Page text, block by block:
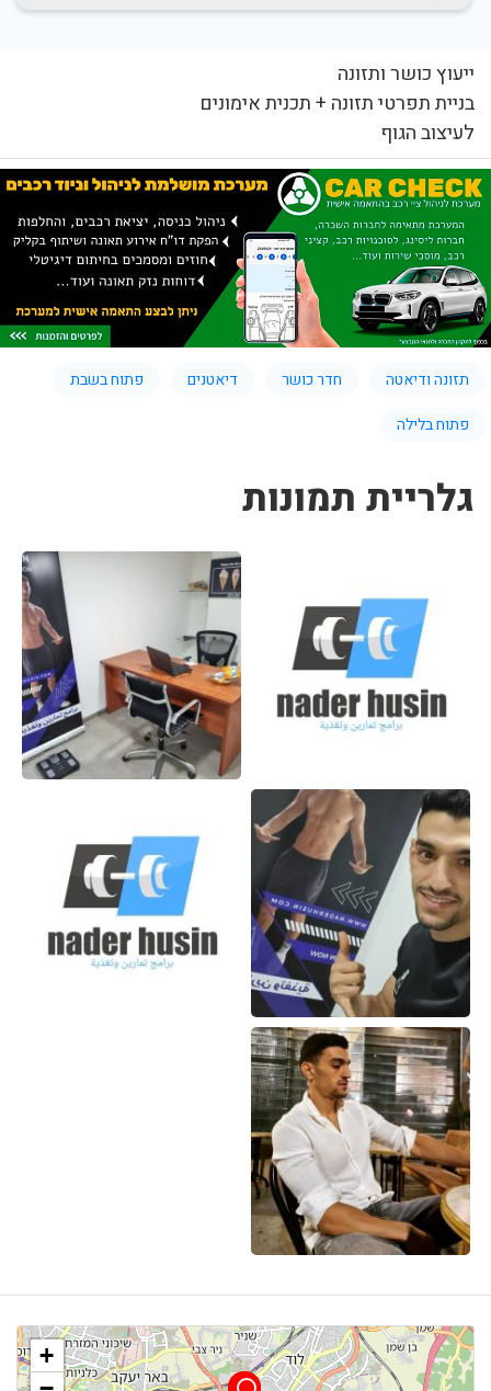
ייעוץ כושר ותזונה
בניית תפרטי תזונה + תכנית אימונים
לעיצוב הגוף
תזונה ודיאטה חדר כושר דיאטנים
פתוח בשבת
פתוח בלילה
גלריית תמונות
+